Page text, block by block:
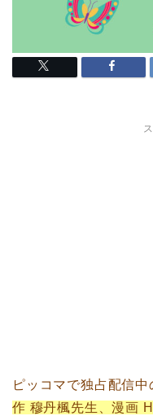
ピッコマで独占配信中
作 穆丹楓先生、漫画